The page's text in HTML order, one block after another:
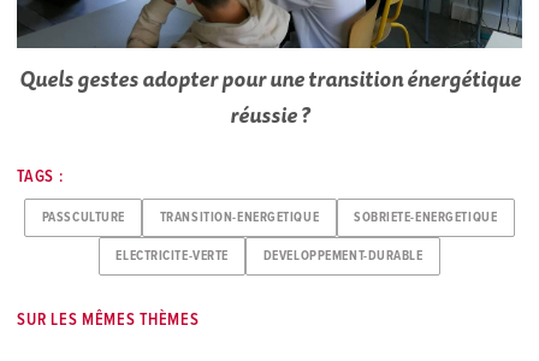
Quels gestes adopter pour une transition énergétique
réussie ?
TAGS :
PASSCULTURE TRANSITION-ENERGETIQUE SOBRIETE-ENERGETIQUE
ELECTRICITE-VERTE DEVELOPPEMENT-DURABLE
SUR LES MÊMES THÈMES